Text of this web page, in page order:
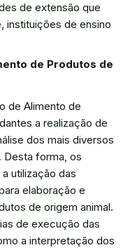
de extensão que
instituições de ensino
de Produtos de
de Alimento de
a realização de
dos mais diversos
Desta forma, os
utilização das
elaboração e
de origem animal.
de execução das
a interpretação dos